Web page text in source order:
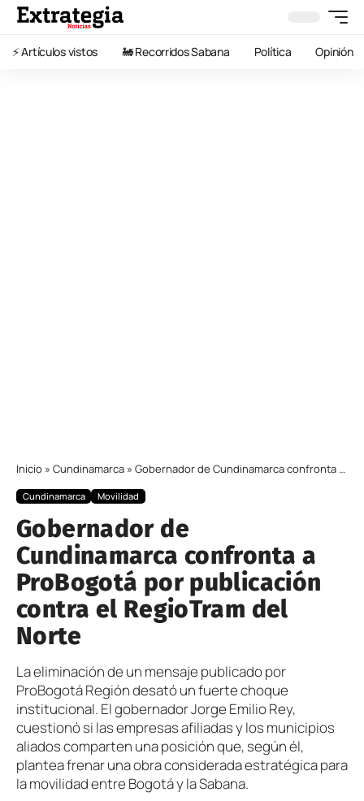
⚡️ Artículos vistos 🚂 Recorridos Sabana Política Opinión
Inicio » Cundinamarca » Gobernador de Cundinamarca confronta a ProBogotá por publicación contra el RegioTram del Norte
Cundinamarca Movilidad
Gobernador de
Cundinamarca confronta a
ProBogotá por publicación
contra el RegioTram del
Norte
La eliminación de un mensaje publicado por
ProBogotá Región desató un fuerte choque
institucional. El gobernador Jorge Emilio Rey,
cuestionó si las empresas afiliadas y los municipios
aliados comparten una posición que, según él,
plantea frenar una obra considerada estratégica para
la movilidad entre Bogotá y la Sabana.